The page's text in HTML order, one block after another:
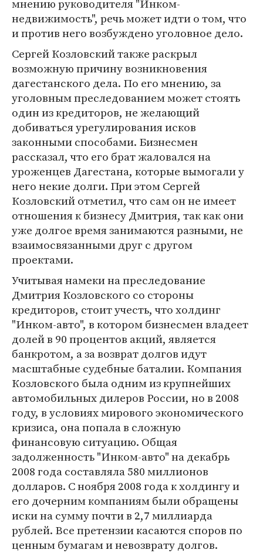
мнению руководителя "Инком-
недвижимость", речь может идти о том, что
и против него возбуждено уголовное дело.
Сергей Козловский также раскрыл
возможную причину возникновения
дагестанского дела. По его мнению, за
уголовным преследованием может стоять
один из кредиторов, не желающий
добиваться урегулирования исков
законными способами. Бизнесмен
рассказал, что его брат жаловался на
уроженцев Дагестана, которые вымогали у
него некие долги. При этом Сергей
Козловский отметил, что сам он не имеет
отношения к бизнесу Дмитрия, так как они
уже долгое время занимаются разными, не
взаимосвязанными друг с другом
проектами.
Учитывая намеки на преследование
Дмитрия Козловского со стороны
кредиторов, стоит учесть, что холдинг
"Инком-авто", в котором бизнесмен владеет
долей в 90 процентов акций, является
банкротом, а за возврат долгов идут
масштабные судебные баталии. Компания
Козловского была одним из крупнейших
автомобильных дилеров России, но в 2008
году, в условиях мирового экономического
кризиса, она попала в сложную
финансовую ситуацию. Общая
задолженность "Инком-авто" на декабрь
2008 года составляла 580 миллионов
долларов. С ноября 2008 года к холдингу и
его дочерним компаниям были обращены
иски на сумму почти в 2,7 миллиарда
рублей. Все претензии касаются споров по
ценным бумагам и невозврату долгов.